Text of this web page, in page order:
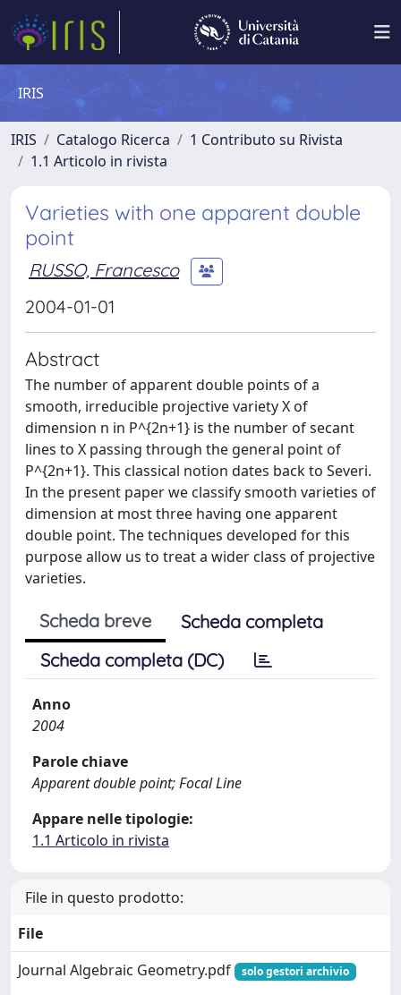
IRIS
IRIS Catalogo Ricerca
1 Contributo su Rivista
1.1 Articolo in rivista
Varieties with one apparent double
point
RUSSO, Francesco
2004-01-01
Abstract
The number of apparent double points of a
smooth, irreducible projective variety X of
dimension n in P^{2n+1} is the number of secant
lines to X passing through the general point of
P^{2n+1}. This classical notion dates back to Severi.
In the present paper we classify smooth varieties of
dimension at most three having one apparent
double point. The techniques developed for this
purpose allow us to treat a wider class of projective
varieties.
Scheda breve
Scheda completa
Scheda completa (DC)
Anno
2004
Parole chiave
Apparent double point; Focal Line
Appare nelle tipologie:
1.1 Articolo in rivista
File in questo prodotto:
File
Journal Algebraic Geometry.pdf
solo gestori archivio